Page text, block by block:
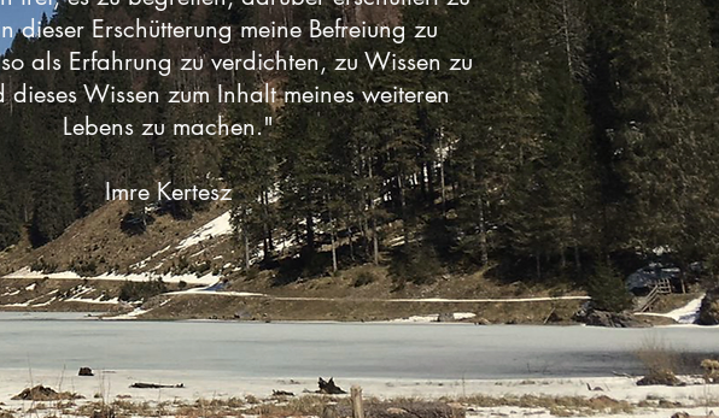
dieser Erschütterung meine Befreiung zu
als Erfahrung zu verdichten, zu Wissen zu
dieses Wissen zum Inhalt meines weiteren
Lebens zu machen."
Imre Kertesz